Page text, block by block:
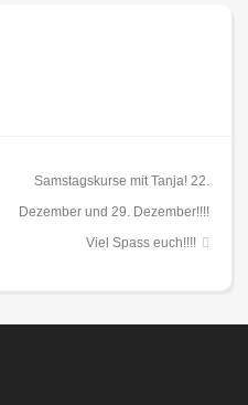
Samstagskurse mit Tanja! 22.
Dezember und 29. Dezember!!!!
Viel Spass euch!!!!